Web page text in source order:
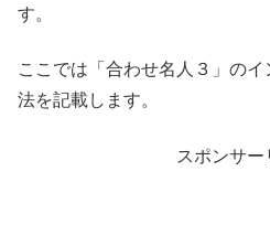
す。
ここでは「合わせ名人３」の
法を記載します。
スポンサー